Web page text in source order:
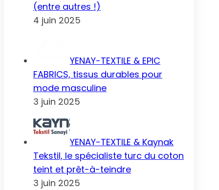
(entre autres !)
4 juin 2025
YENAY-TEXTILE & EPIC
FABRICS, tissus durables pour
mode masculine
3 juin 2025
YENAY-TEXTILE & Kaynak
Tekstil, le spécialiste turc du coton
teint et prêt-à-teindre
3 juin 2025